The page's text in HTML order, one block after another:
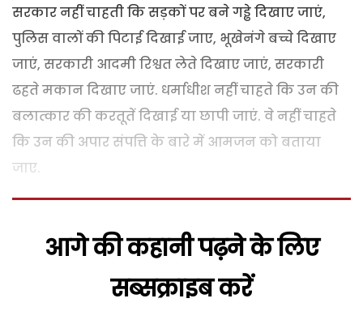
सरकार नहीं चाहती कि सड़कों पर बने गड्ढे दिखाए जाएं,
पुलिस वालों की पिटाई दिखाई जाए, भूखेनंगे बच्चे दिखाए
जाएं, सरकारी आदमी रिश्वत लेते दिखाए जाएं, सरकारी
ढहते मकान दिखाए जाएं. धर्माधीश नहीं चाहते कि उन की
बलात्कार की करतूतें दिखाई या छापी जाएं. वे नहीं चाहते
कि उन की अपार संपत्ति के बारे में आमजन को बताया
जाए.
आगे की कहानी पढ़ने के लिए
सब्सक्राइब करें